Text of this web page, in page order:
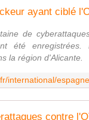
de
été
la région d'Alicante.